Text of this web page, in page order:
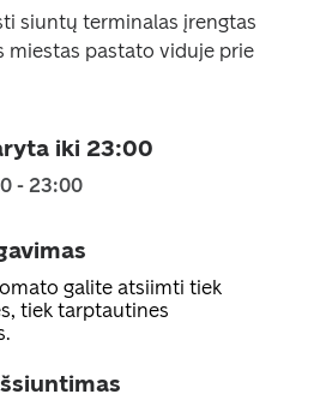
siuntų terminalas įrengtas
miestas pastato viduje prie
iki 23:00
- 23:00
galite atsiimti tiek
tiek tarptautines